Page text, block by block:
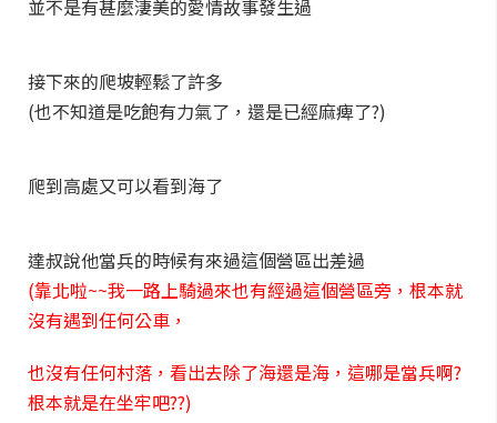
並不是有甚麼淒美的愛情故事發生過
接下來的爬坡輕鬆了許多
(也不知道是吃飽有力氣了，還是已經麻痺了?)
爬到高處又可以看到海了
達叔說他當兵的時候有來過這個營區出差過
(靠北啦~~我一路上騎過來也有經過這個營區旁，根本就
沒有遇到任何公車，
也沒有任何村落，看出去除了海還是海，這哪是當兵啊?
根本就是在坐牢吧??)